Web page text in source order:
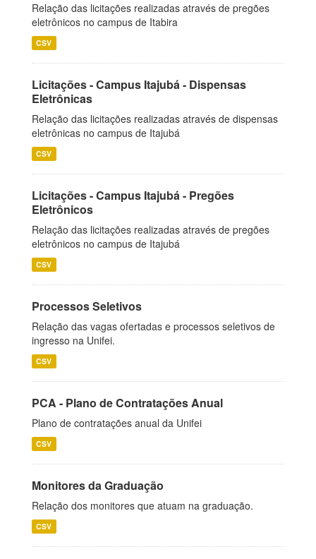
Relação das licitações realizadas através de pregões
eletrônicos no campus de Itabira
CSV
Licitações - Campus Itajubá - Dispensas
Eletrônicas
Relação das licitações realizadas através de dispensas
eletrônicas no campus de Itajubá
CSV
Licitações - Campus Itajubá - Pregões
Eletrônicos
Relação das licitações realizadas através de pregões
eletrônicos no campus de Itajubá
CSV
Processos Seletivos
Relação das vagas ofertadas e processos seletivos de
ingresso na Unifei.
CSV
PCA - Plano de Contratações Anual
Plano de contratações anual da Unifei
CSV
Monitores da Graduação
Relação dos monitores que atuam na graduação.
CSV